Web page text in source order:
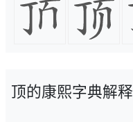
顶的康熙字典解释